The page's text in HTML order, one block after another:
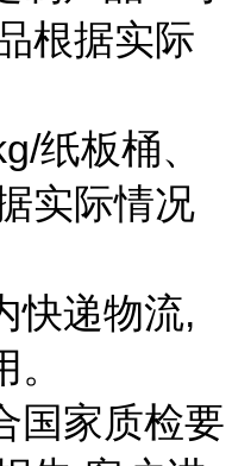
根据实际
纸板桶、
实际情况
快递物流,
国家质检要